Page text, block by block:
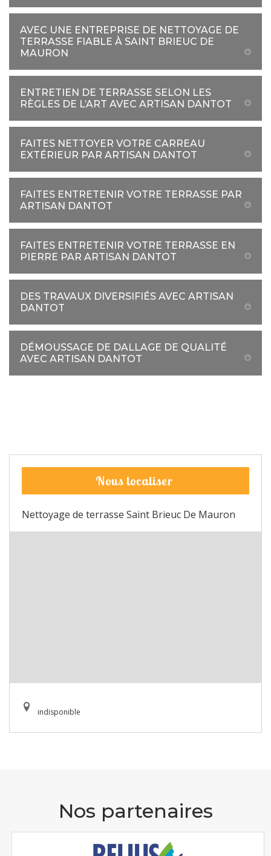
AVEC UNE ENTREPRISE DE NETTOYAGE DE
TERRASSE FIABLE À SAINT BRIEUC DE
MAURON
ENTRETIEN DE TERRASSE SELON LES
RÈGLES DE L’ART AVEC ARTISAN DANTOT
FAITES NETTOYER VOTRE CARREAU
EXTÉRIEUR PAR ARTISAN DANTOT
FAITES ENTRETENIR VOTRE TERRASSE PAR
ARTISAN DANTOT
FAITES ENTRETENIR VOTRE TERRASSE EN
PIERRE PAR ARTISAN DANTOT
DES TRAVAUX DIVERSIFIÉS AVEC ARTISAN
DANTOT
DÉMOUSSAGE DE DALLAGE DE QUALITÉ
AVEC ARTISAN DANTOT
Nous localiser
Nettoyage de terrasse Saint Brieuc De Mauron
indisponible
Nos partenaires